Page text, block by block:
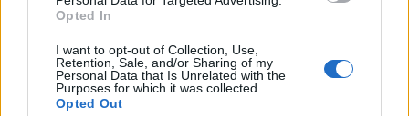
Opted In
I want to opt-out of Collection, Use,
Retention, Sale, and/or Sharing of my
Personal Data that Is Unrelated with the
Purposes for which it was collected.
Opted Out
durante la serie Los 100
La biografía de Chad Boyce que había muerto…
GENTE